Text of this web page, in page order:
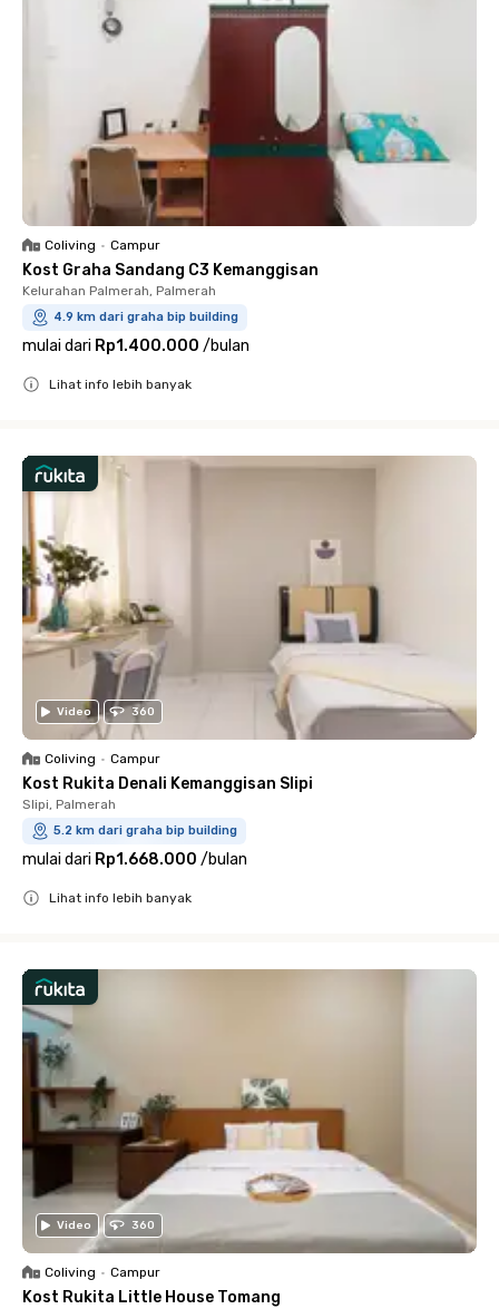
Coliving • Campur
Kost Graha Sandang C3 Kemanggisan
Kelurahan Palmerah, Palmerah
4.9 km dari graha bip building
mulai dari Rp1.400.000 /bulan
Lihat info lebih banyak
Video 360
Coliving • Campur
Kost Rukita Denali Kemanggisan Slipi
Slipi, Palmerah
5.2 km dari graha bip building
mulai dari Rp1.668.000 /bulan
Lihat info lebih banyak
Video 360
Coliving • Campur
Kost Rukita Little House Tomang